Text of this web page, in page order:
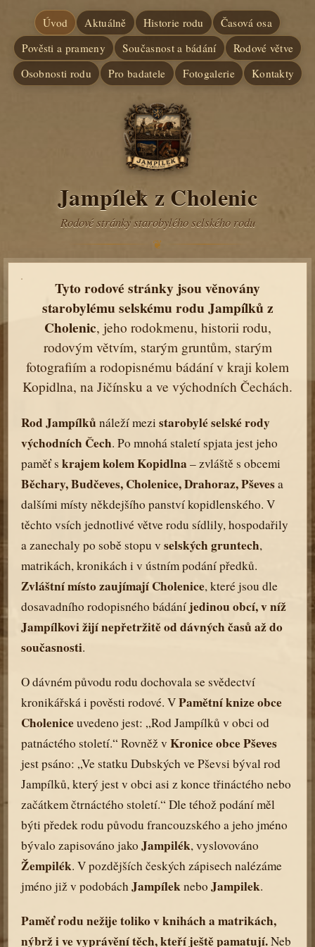
Úvod Aktuálně Historie rodu
Časová osa
Pověsti a prameny
Současnost a bádání
Rodové větve
Osobnosti rodu
Pro badatele Fotogalerie Kontakty
Jampílek z Cholenic
Rodové stránky starobylého selského rodu
❦
Tyto rodové stránky jsou věnovány
starobylému selskému rodu Jampílků z
Cholenic, jeho rodokmenu, historii rodu,
rodovým větvím, starým gruntům, starým
fotografiím a rodopisnému bádání v kraji kolem
Kopidlna, na Jičínsku a ve východních Čechách.
Rod Jampílků náleží mezi starobylé selské rody
východních Čech. Po mnohá staletí spjata jest jeho
paměť s krajem kolem Kopidlna – zvláště s obcemi
Běchary, Budčeves, Cholenice, Drahoraz, Pševesa
dalšími místy někdejšího panství kopidlenského. V
těchto vsích jednotlivé větve rodu sídlily, hospodařily
a zanechaly po sobě stopu v selských gruntech,
matrikách, kronikách i v ústním podání předků.
Zvláštní místo zaujímají Cholenice, které jsou dle
dosavadního rodopisného bádání jedinou obcí, v níž
Jampílkovi žijí nepřetržitě od dávných časů až do
současnosti.
O dávném původu rodu dochovala se svědectví
kronikářská i pověsti rodové. VPamětní knize obce
Choleniceuvedeno jest: „Rod Jampílků v obci od
patnáctého století.“ Rovněž v Kronice obce Pševes
jest psáno: „Ve statku Dubských ve Pševsi býval rod
Jampílků, který jest v obci asi z konce třináctého nebo
začátkem čtrnáctého století.“ Dle téhož podání měl
býti předek rodu původu francouzského a jeho jméno
bývalo zapisováno jako Jampilék, vyslovováno
Žempilék. V pozdějších českých zápisech nalézáme
jméno již v podobáchJampíleknebo Jampilek.
Paměť rodu nežije toliko v knihách a matrikách,
nýbrž i ve vyprávění těch, kteří ještě pamatují.Neb